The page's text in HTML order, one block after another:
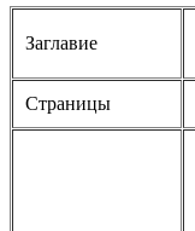
Заглавие
Страницы